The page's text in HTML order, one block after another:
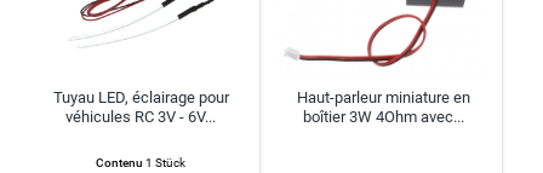
Tuyau LED, éclairage pour
véhicules RC 3V - 6V...
Contenu 1 Stück
Haut-parleur miniature en
boîtier 3W 4Ohm avec...